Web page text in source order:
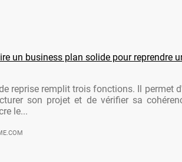
un business plan solide pour reprendre
reprise remplit trois fonctions. Il permet
son projet et de vérifier sa
le...